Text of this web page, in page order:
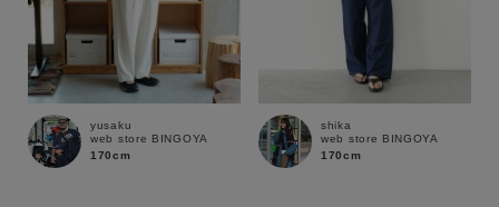
セール価格 WEB限定
在庫
在庫あり 在庫なし含む
yusaku
web store BINGOYA
170cm
shika
web store BINGOYA
170cm